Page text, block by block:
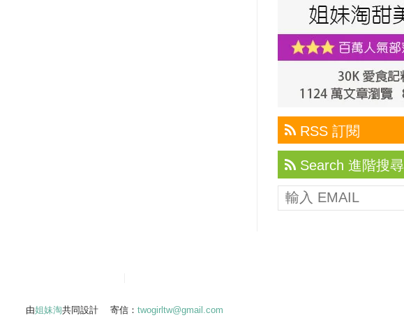
RSS 訂閱
Search 進階搜尋
由姐妹淘共同設計 寄信： twogirltw@gmail.com